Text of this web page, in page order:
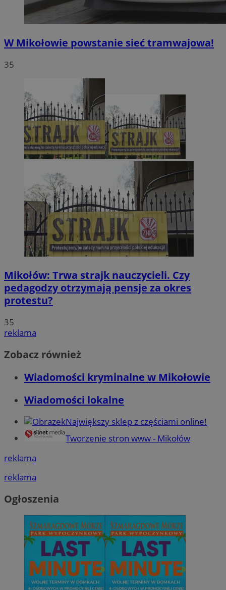
W Mikołowie powstanie sieć tramwajowa!
35
Mikołów: Trwa strajk nauczycieli. Czy
pedagodzy otrzymają pensje za okres
protestu?
35
reklama
Zobacz również
Wiadomości kryminalne w Mikołowie
Wiadomości lokalne
Największy sklep z częściami online!
Tworzenie stron www - Mikołów
reklama
reklama
Ogłoszenia